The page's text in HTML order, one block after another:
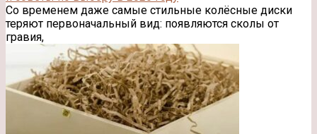
Со временем даже самые стильные колёсные диски
теряют первоначальный вид: появляются сколы от
гравия,